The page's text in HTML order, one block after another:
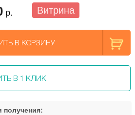
р. Витрина
В КОРЗИНУ
В 1 КЛИК
получения: